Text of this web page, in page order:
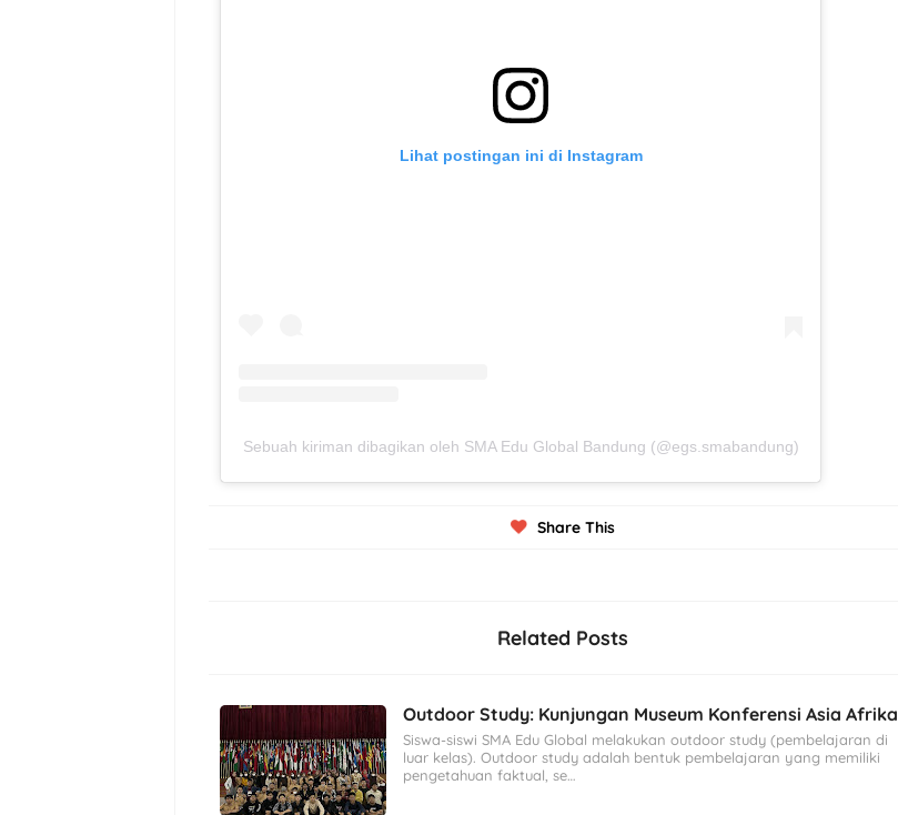
Lihat postingan ini di Instagram
Sebuah kiriman dibagikan oleh SMA Edu Global Bandung (@egs.smabandung)
Share This
Related Posts
Outdoor Study: Kunjungan Museum Konferensi Asia Afrika
Siswa-siswi SMA Edu Global melakukan outdoor study (pembelajaran di
luar kelas). Outdoor study adalah bentuk pembelajaran yang memiliki
pengetahuan faktual, se…